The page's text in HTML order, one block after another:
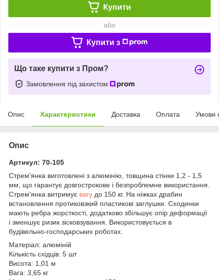
Купити
або
Купити з
Що таке купити з Пром?
Замовлення під захистом
Опис Характеристики Доставка Оплата Умови
Опис
Артикул: 70-105
Стрем'янка виготовлені з алюмінію, товщина стінки 1,2 - 1,5
мм, що гарантує довгострокове і безпроблемне використання.
Стрем'янка витримує вагу до 150 кг. На ніжках драбин
встановлення протиковзкий пластикові заглушки. Сходинки
мають ребра жорсткості, додатково збільшує опір деформації
і зменшує ризик зісковзування. Використовується в
будівельно-господарських роботах.
Матеріал: алюміній
Кількість східців: 5 шт
Висота: 1,01 м
Вага: 3,65 кг